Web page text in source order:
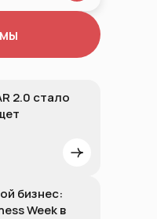
2.0 стало
бизнес:
Week в